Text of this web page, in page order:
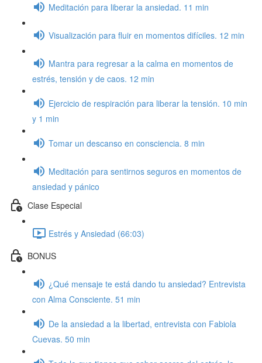
Meditación para liberar la ansiedad. 11 min
Visualización para fluir en momentos difíciles. 12 min
Mantra para regresar a la calma en momentos de
estrés, tensión y de caos. 12 min
Ejercicio de respiración para liberar la tensión. 10 min
y 1 min
Tomar un descanso en consciencia. 8 min
Meditación para sentirnos seguros en momentos de
ansiedad y pánico
Clase Especial
Estrés y Ansiedad (66:03)
BONUS
¿Qué mensaje te está dando tu ansiedad? Entrevista
con Alma Consciente. 51 min
De la ansiedad a la libertad, entrevista con Fabiola
Cuevas. 50 min